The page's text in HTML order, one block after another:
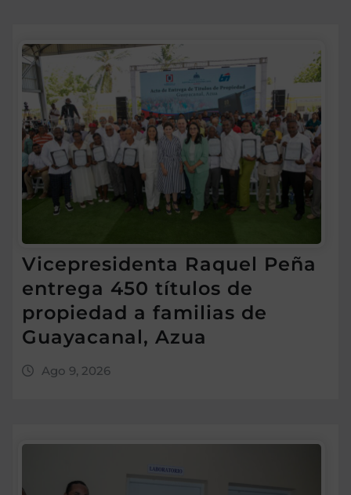
Vicepresidenta Raquel Peña
entrega 450 títulos de
propiedad a familias de
Guayacanal, Azua
Ago 9, 2026